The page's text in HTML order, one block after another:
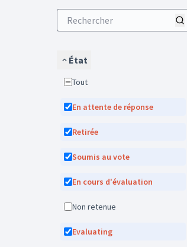
État
Tout
En attente de réponse
Retirée
Soumis au vote
En cours d'évaluation
Non retenue
Evaluating